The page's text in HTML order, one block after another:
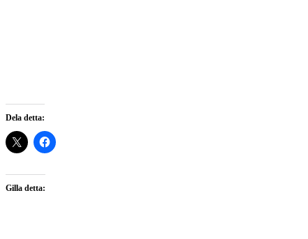
Dela detta:
Gilla detta: